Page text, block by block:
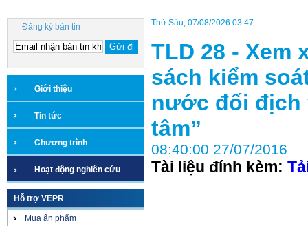
Đăng ký bản tin
Giới thiệu
Tin tức
Chương trình
Hoạt động nghiên cứu
Dự án dịch thuật
Tin vắn Trung Quốc
Hỗ trợ VEPR
Mua ấn phẩm
Thứ Sáu, 07/08/2026 03:47
TLD 28 - Xem
sách kiểm
nước đối địch
tâm”
08:40:00 27/07/2016
Tài liệu đính kèm: